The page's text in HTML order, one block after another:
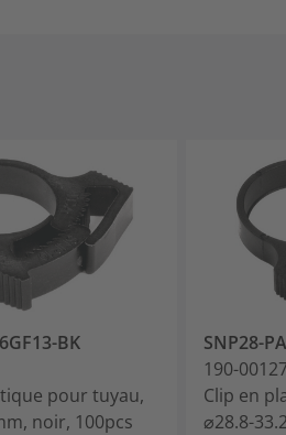
BK
pour tuyau,
noir, 100pcs
SNP28-
190-
Clip en
⌀28.8-